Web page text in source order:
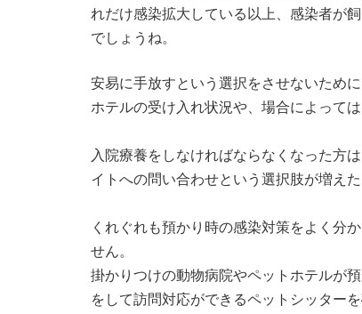
れだけ感染拡大している以上、感染者が
でしょうね。
安易に手放すという選択をさせないため
ホテルの受け入れ状況や、場合によって
入院療養をしなければならなくなった方
イトへの問い合わせという選択肢が増え
くれぐれも預かり時の感染対策をよく分
せん。
掛かりつけの動物病院やペットホテルが
をして訪問対応ができるペットシッター